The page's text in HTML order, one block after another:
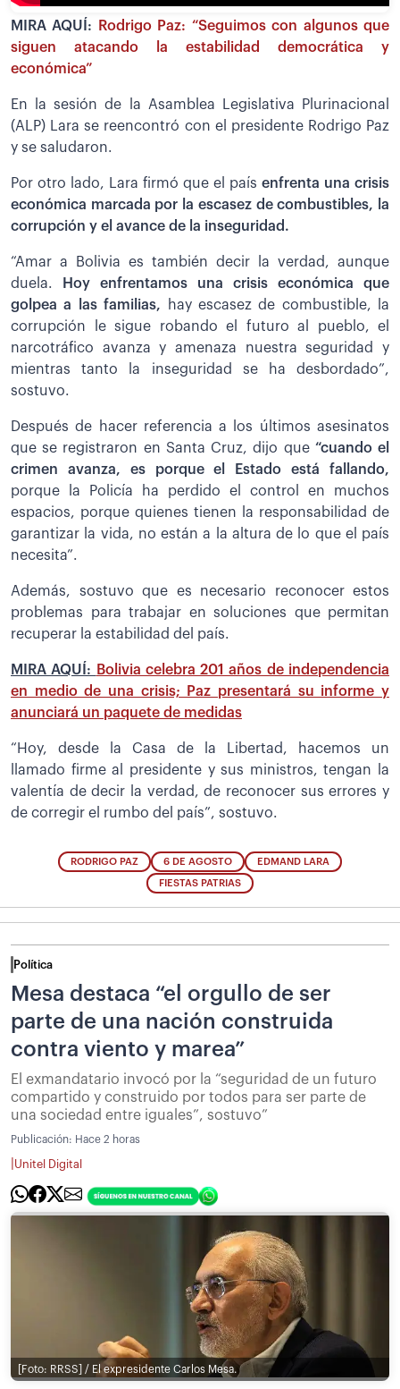
MIRA AQUÍ:
Rodrigo Paz: “Seguimos con algunos que
siguen atacando la estabilidad democrática y
económica”
En la sesión de la Asamblea Legislativa Plurinacional
(ALP) Lara se reencontró con el presidente Rodrigo Paz
y se saludaron.
Por otro lado, Lara firmó que el país enfrenta una crisis
económica marcada por la escasez de combustibles, la
corrupción y el avance de la inseguridad.
“Amar a Bolivia es también decir la verdad, aunque
duela.
Hoy enfrentamos una crisis económica que
golpea a las familias, hay escasez de combustible, la
corrupción le sigue robando el futuro al pueblo, el
narcotráfico avanza y amenaza nuestra seguridad y
mientras tanto la inseguridad se ha desbordado”,
sostuvo.
Después de hacer referencia a los últimos asesinatos
que se registraron en Santa Cruz, dijo que “cuando el
crimen avanza, es porque el Estado está fallando,
porque la Policía ha perdido el control en muchos
espacios, porque quienes tienen la responsabilidad de
garantizar la vida, no están a la altura de lo que el país
necesita”.
Además, sostuvo que es necesario reconocer estos
problemas para trabajar en soluciones que permitan
recuperar la estabilidad del país.
MIRA AQUÍ:
Bolivia celebra 201 años de independencia
en medio de una crisis; Paz presentará su informe y
anunciará un paquete de medidas
“Hoy, desde la Casa de la Libertad, hacemos un
llamado firme al presidente y sus ministros, tengan la
valentía de decir la verdad, de reconocer sus errores y
de corregir el rumbo del país”, sostuvo.
RODRIGO PAZ 6 DE AGOSTO EDMAND LARA
FIESTAS PATRIAS
Política
Mesa destaca “el orgullo de ser
parte de una nación construida
contra viento y marea”
El exmandatario invocó por la “seguridad de un futuro
compartido y construido por todos para ser parte de
una sociedad entre iguales”, sostuvo”
Publicación: Hace 2 horas
Unitel Digital
[Foto: RRSS] / El expresidente Carlos Mesa.